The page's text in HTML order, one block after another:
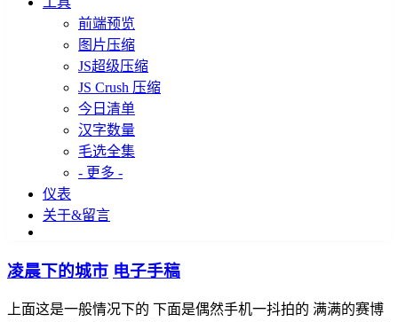
前端预览
图片压缩
JS超级压缩
JS Crush 压缩
今日清单
汉字数量
毛选全集
- 更多 -
仪表
关于&留言
凌晨下的城市 电子手稿
上面这是一般情况下的 下面是偶然手机一抖拍的 满满的赛博